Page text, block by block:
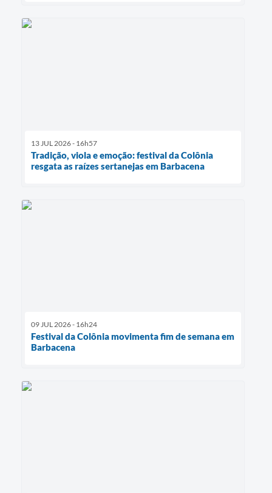
13 JUL 2026 - 16h57
Tradição, viola e emoção: festival da Colônia
resgata as raízes sertanejas em Barbacena
09 JUL 2026 - 16h24
Festival da Colônia movimenta fim de semana em
Barbacena